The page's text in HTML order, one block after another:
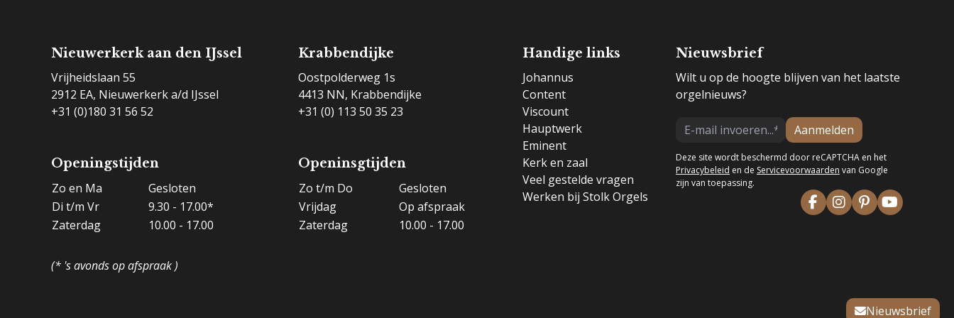
Nieuwerkerk aan den IJssel
Vrijheidslaan 55
2912 EA, Nieuwerkerk a/d IJssel
+31 (0)180 31 56 52
Openingstijden
Zo en Ma
Gesloten
Di t/m Vr
9.30 - 17.00*
Zaterdag
10.00 - 17.00
(* 's avonds op afspraak )
Krabbendijke
Oostpolderweg 1s
4413 NN, Krabbendijke
+31 (0) 113 50 35 23
Openinsgtijden
Zo t/m Do
Gesloten
Vrijdag
Op afspraak
Zaterdag
10.00 - 17.00
Handige links
Johannus
Content
Viscount
Hauptwerk
Eminent
Kerk en zaal
Veel gestelde vragen
Werken bij Stolk Orgels
Nieuwsbrief
Wilt u op de hoogte blijven van het laatste
orgelnieuws?
Aanmelden
Deze site wordt beschermd door reCAPTCHA en het
Privacybeleid en de Servicevoorwaarden van Google
zijn van toepassing.
Nieuwsbrief